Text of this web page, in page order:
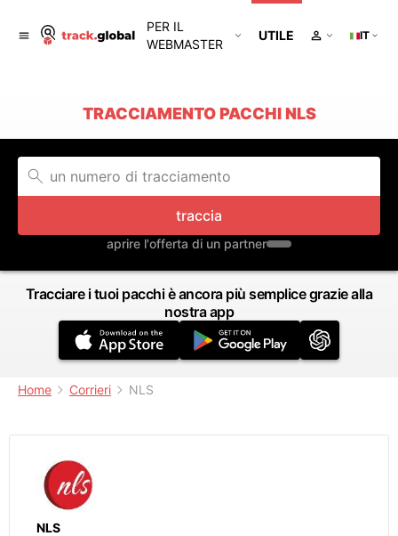
PER IL
WEBMASTER
UTILE IT
TRACCIAMENTO PACCHI NLS
traccia
aprire l'offerta di un partner
Tracciare i tuoi pacchi è ancora più semplice grazie alla
nostra app
Home Corrieri NLS
NLS